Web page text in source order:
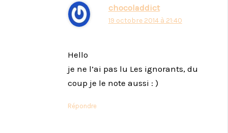
chocoladdict
19 octobre 2014 à 21:40
Hello
je ne l’ai pas lu Les ignorants, du
coup je le note aussi : )
Répondre